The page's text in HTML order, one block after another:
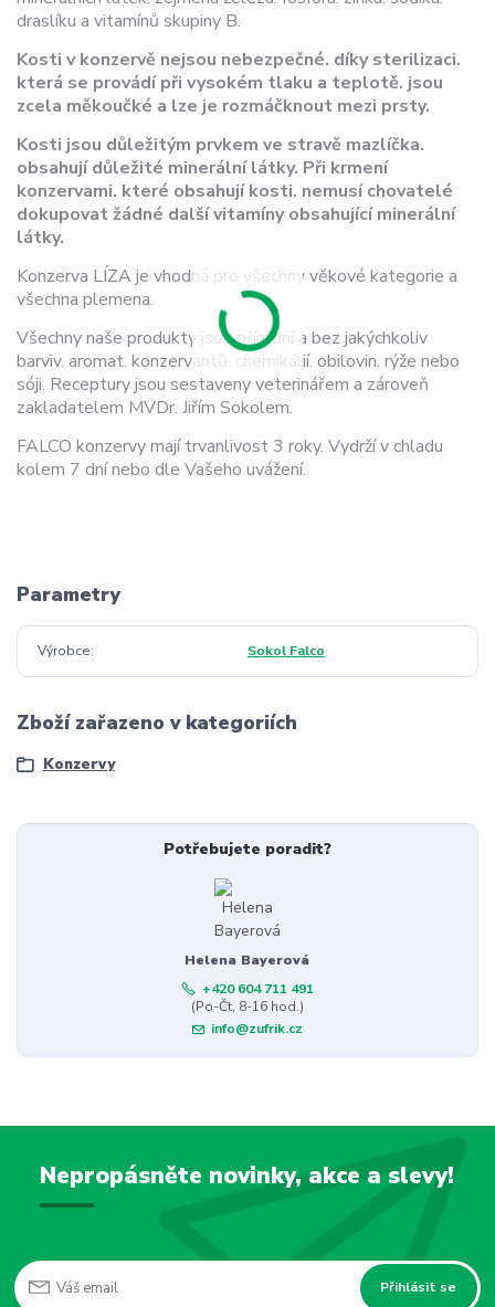
draslíku a vitamínů skupiny B.
Kosti v konzervě nejsou nebezpečné. díky sterilizaci.
která se provádí při vysokém tlaku a teplotě. jsou
zcela měkoučké a lze je rozmáčknout mezi prsty.
Kosti jsou důležitým prvkem ve stravě mazlíčka.
obsahují důležité minerální látky. Při krmení
konzervami. které obsahují kosti. nemusí chovatelé
dokupovat žádné další vitamíny obsahující minerální
látky.
Konzerva LÍZA je vhodná pro všechny věkové kategorie a
všechna plemena.
Všechny naše produkty jsou přírodní a bez jakýchkoliv
barviv. aromat. konzervantů. chemikálií. obilovin. rýže nebo
sóji. Receptury jsou sestaveny veterinářem a zároveň
zakladatelem MVDr. Jiřím Sokolem.
FALCO konzervy mají trvanlivost 3 roky. Vydrží v chladu
kolem 7 dní nebo dle Vašeho uvážení.
Parametry
Výrobce Sokol Falco
Zboží zařazeno v kategoriích
Konzervy
Potřebujete poradit?
Helena Bayerová
+420 604 711 491
(Po-Čt, 8-16 hod.)
info@zufrik.cz
Nepropásněte novinky, akce a slevy!
Přihlásit se